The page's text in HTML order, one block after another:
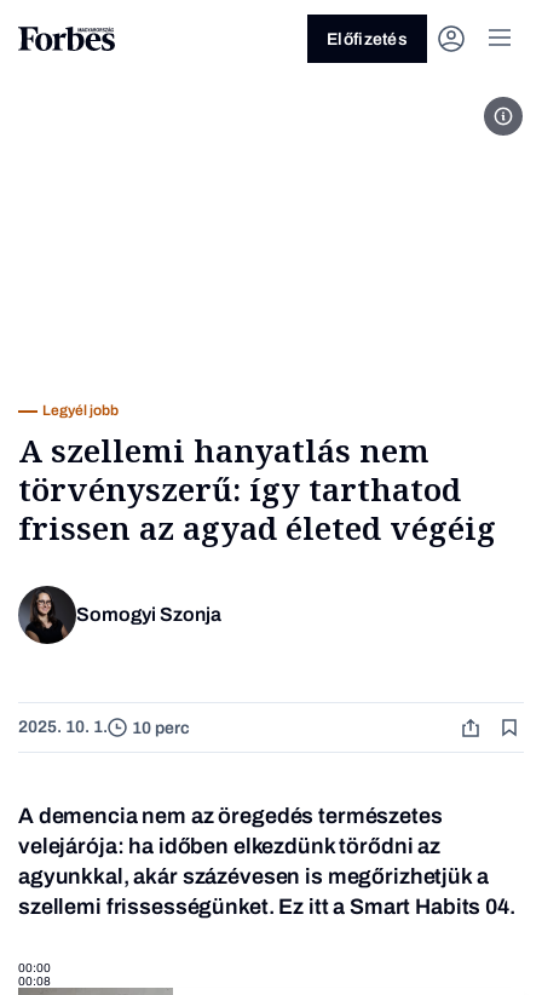
Előfizetés
Legyél jobb
A szellemi hanyatlás nem
törvényszerű: így tarthatod
frissen az agyad életed végéig
Somogyi Szonja
2025. 10. 1. 10 perc
A demencia nem az öregedés természetes
velejárója: ha időben elkezdünk törődni az
agyunkkal, akár százévesen is megőrizhetjük a
szellemi frissességünket. Ez itt a Smart Habits 04.
00:00
00:08